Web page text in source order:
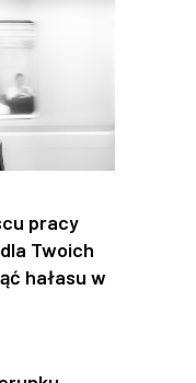
pracy
Twoich
hałasu w